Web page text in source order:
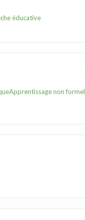
éducative
Apprentissage non formel